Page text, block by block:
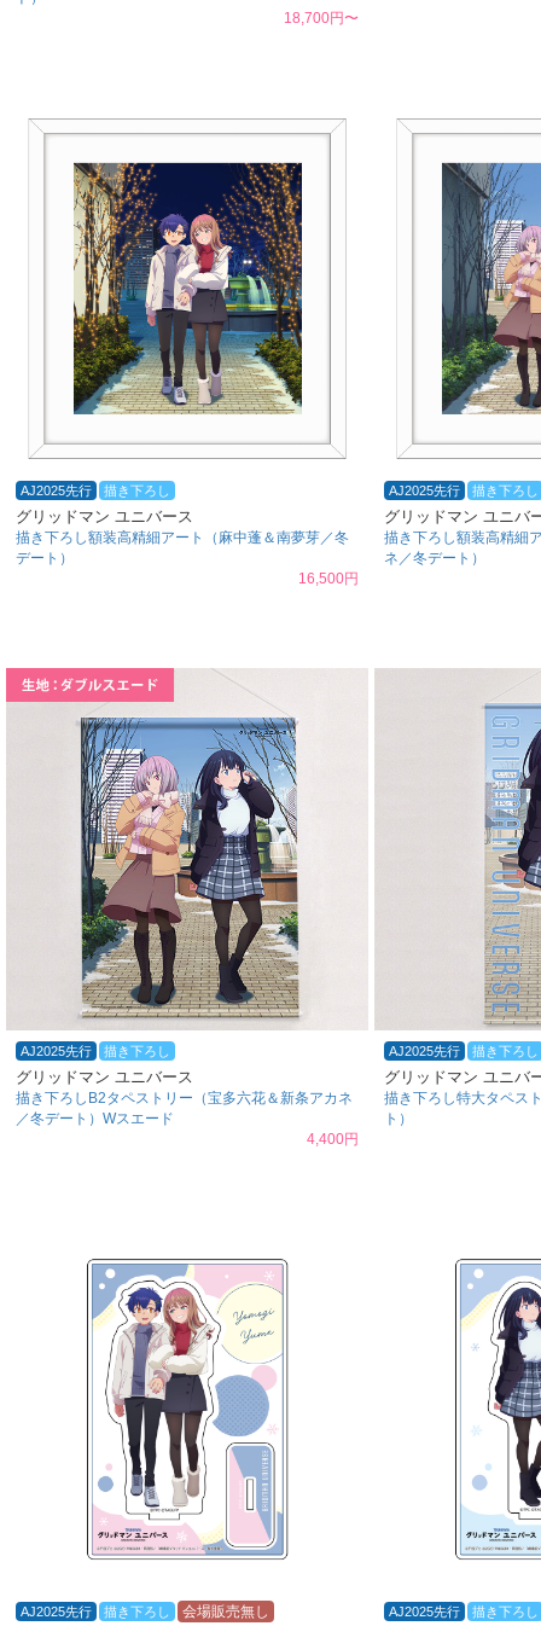
18,700円〜
AJ2025先行 描き下ろし
グリッドマン ユニバース
描き下ろし額装高精細アート（麻中蓬＆南夢芽／冬
デート）
16,500円
AJ2025先行 描き下ろし
グリッドマン ユニバ
描き下ろし額装高精細
ネ／冬デート）
AJ2025先行 描き下ろし
グリッドマン ユニバース
描き下ろしB2タペストリー（宝多六花＆新条アカネ
／冬デート）Wスエード
4,400円
AJ2025先行 描き下ろし
グリッドマン ユニバ
描き下ろし特大タペス
ト）
AJ2025先行 描き下ろし 会場販売無し AJ2025先行 描き下ろし